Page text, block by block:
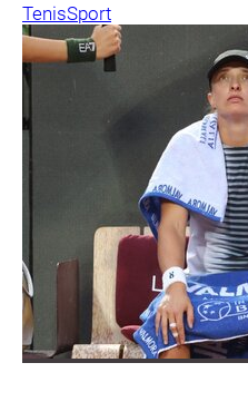
TenisSport